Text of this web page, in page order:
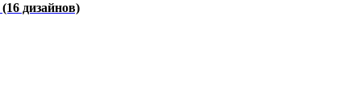
(16 дизайнов)